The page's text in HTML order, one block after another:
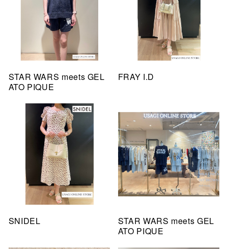
STAR WARS meets GEL
ATO PIQUE
FRAY I.D
SNIDEL
STAR WARS meets GEL
ATO PIQUE